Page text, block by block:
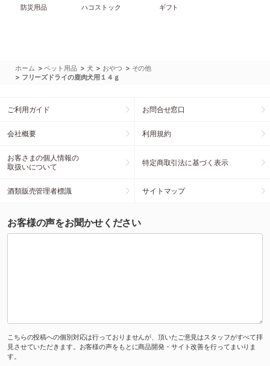
防災用品 ハコストック ギフト
ホーム >ペット用品 > 犬 > おやつ > その他
> フリーズドライの鹿肉犬用１４ｇ
ご利用ガイド お問合せ窓口
会社概要 利用規約
お客さまの個人情報の
取扱いについて
特定商取引法に基づく表示
酒類販売管理者標識 サイトマップ
お客様の声をお聞かせください
こちらの投稿への個別対応は行っておりませんが、頂いたご意見はスタッフがすべて拝
見させていただきます。お客様の声をもとに商品開発・サイト改善を行ってまいりま
す。